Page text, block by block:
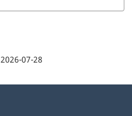
2026-07-28